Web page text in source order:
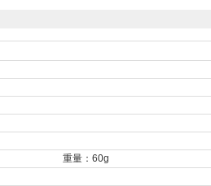
重量：60g